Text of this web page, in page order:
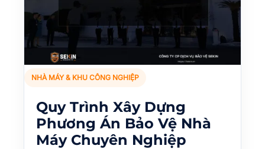
NHÀ MÁY & KHU CÔNG NGHIỆP
Quy Trình Xây Dựng
Phương Án Bảo Vệ Nhà
Máy Chuyên Nghiệp